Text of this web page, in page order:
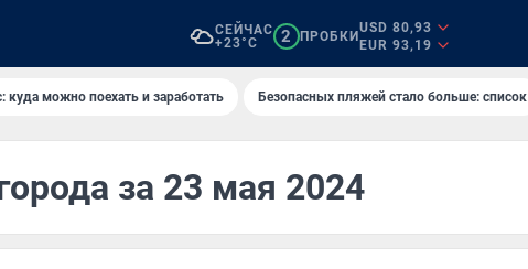
СЕЙЧАС
+23°C
2 ПРОБКИ
USD 80,93
EUR 93,19
куда можно поехать и заработать Безопасных пляжей стало больше: список
за 23 мая 2024